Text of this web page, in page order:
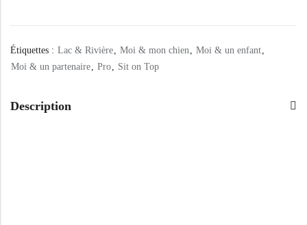
Étiquettes : Lac & Rivière Moi & mon chien Moi & un enfant
Moi & un partenaire
Pro Sit on Top
Description